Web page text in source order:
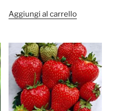
Aggiungi al carrello